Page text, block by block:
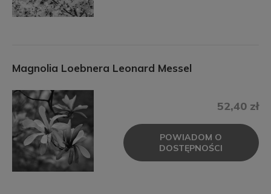
Magnolia Loebnera Leonard Messel
52,40 zł
POWIADOM O
DOSTĘPNOŚCI